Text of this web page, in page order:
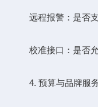
远程报警：是否支
校准接口：是否允
4. 预算与品牌服